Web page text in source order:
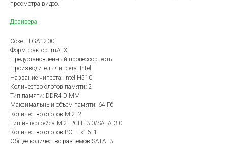
просмотра видео.
Драйвера
Сокет: LGA1200
Форм-фактор: mATX
Предустановленный процессор: есть
Производитель чипсета: Intel
Название чипсета: Intel H510
Количество слотов памяти: 2
Тип памяти: DDR4 DIMM
Максимальный объем памяти: 64 Гб
Количество слотов M.2: 2
Тип интерфейса M.2: PCI-E 3.0/SATA 3.0
Количество слотов PCI-E x16: 1
Общее количество разъемов SATA: 3